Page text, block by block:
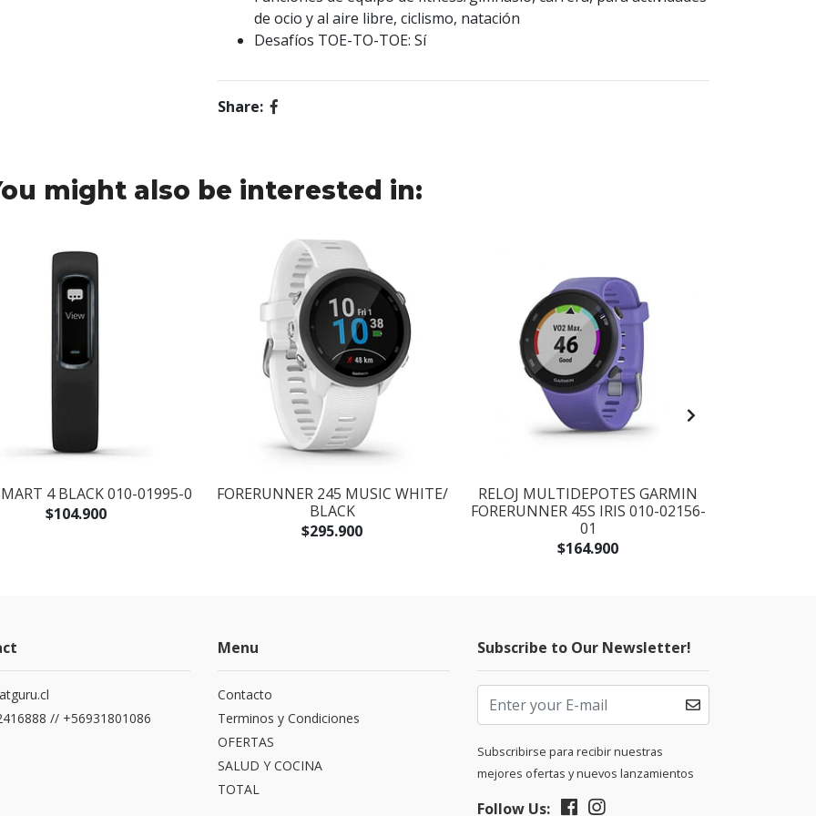
de ocio y al aire libre, ciclismo, natación
Desafíos TOE-TO-TOE: Sí
Share:
might also be interested in:
4 BLACK 010-01995-0
$104.900
FORERUNNER 245 MUSIC WHITE/
BLACK
$295.900
RELOJ MULTIDEPOTES GARMIN
FORERUNNER 45S IRIS 010-02156-
01
$164.900
// +56931801086
Menu
Contacto
Terminos y Condiciones
OFERTAS
SALUD Y COCINA
TOTAL
Subscribe to Our Newsletter!
Subscribirse para recibir nuestras
mejores ofertas y nuevos lanzamientos
Follow Us: